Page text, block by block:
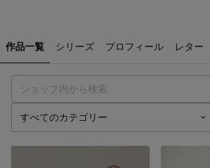
作品一覧 シリーズ プロフィール レター